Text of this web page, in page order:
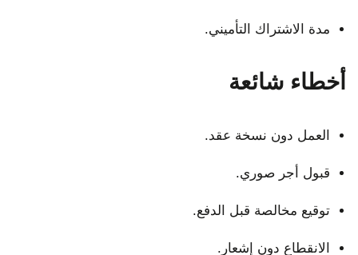
مدة الاشتراك التأميني.
أخطاء شائعة
العمل دون نسخة عقد.
قبول أجر صوري.
توقيع مخالصة قبل الدفع.
الانقطاع دون إشعار.